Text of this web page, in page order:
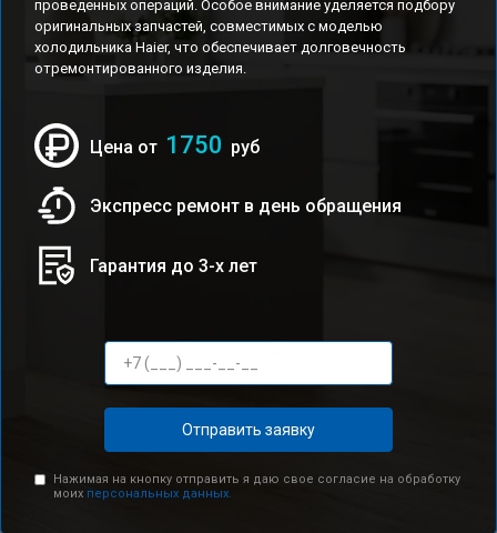
проведенных операций. Особое внимание уделяется подбору
оригинальных запчастей, совместимых с моделью
холодильника Haier, что обеспечивает долговечность
отремонтированного изделия.
Цена от 1750 руб
Экспресс ремонт в день обращения
Гарантия до 3-х лет
Отправить заявку
Нажимая на кнопку отправить я даю свое согласие на обработку
моих персональных данных.